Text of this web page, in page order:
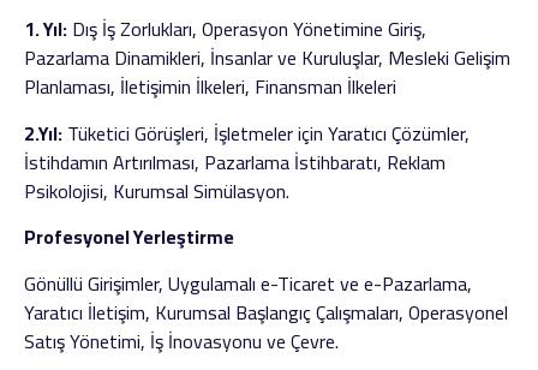
1. Yıl:Dış İş Zorlukları, Operasyon Yönetimine Giriş,
Pazarlama Dinamikleri, İnsanlar ve Kuruluşlar, Mesleki Gelişim
Planlaması, İletişimin İlkeleri, Finansman İlkeleri
2.Yıl:Tüketici Görüşleri, İşletmeler için Yaratıcı Çözümler,
İstihdamın Artırılması, Pazarlama İstihbaratı, Reklam
Psikolojisi, Kurumsal Simülasyon.
Profesyonel Yerleştirme
Gönüllü Girişimler, Uygulamalı e-Ticaret ve e-Pazarlama,
Yaratıcı İletişim, Kurumsal Başlangıç ​​Çalışmaları, Operasyonel
Satış Yönetimi, İş İnovasyonu ve Çevre.